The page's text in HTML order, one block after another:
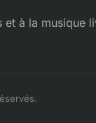
à la musique